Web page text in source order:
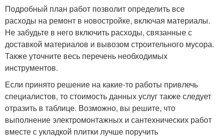
Подробный план работ позволит определить все
расходы на ремонт в новостройке, включая материалы.
Не забудьте в него включить расходы, связанные с
доставкой материалов и вывозом строительного мусора.
Также уточните весь перечень необходимых
инструментов.
Если принято решение на какие-то работы привлечь
специалистов, то стоимость данных услуг также следует
отразить в таблице. Возможно, вы решите, что
выполнение электромонтажных и сантехнических работ
вместе с укладкой плитки лучше поручить